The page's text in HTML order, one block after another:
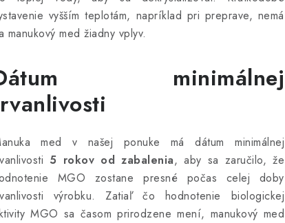
vyšším teplotám, napríklad pri preprave, nemá
manukový med žiadny vplyv.
minimálnej
med v našej ponuke má dátum minimálnej
5 rokov od zabalenia, aby sa zaručilo, že
MGO zostane presné počas celej doby
výrobku. Zatiaľ čo hodnotenie biologickej
MGO sa časom prirodzene mení, manukový med